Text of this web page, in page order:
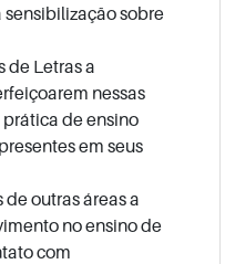
sobre
de Letras a
nessas
de ensino
em seus
outras áreas a
no ensino de
com